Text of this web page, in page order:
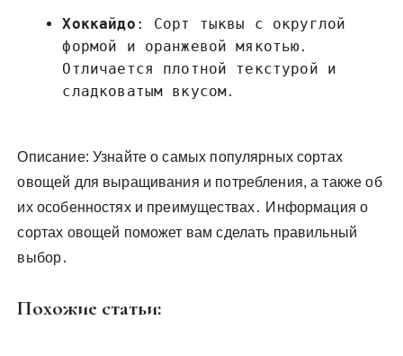
Хоккайдо : Сорт тыквы с округлой
формой и оранжевой мякотью․
Отличается плотной текстурой и
сладковатым вкусом․
Описание: Узнайте о самых популярных сортах
овощей для выращивания и потребления, а также об
их особенностях и преимуществах․ Информация о
сортах овощей поможет вам сделать правильный
выбор․
Похожие статьи: